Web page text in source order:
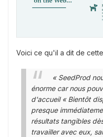
Voici ce qu'il a dit de
« SeedProd
énorme car nous
d'accueil « Bientôt
presque
résultats tangibles
travailler avec eux,